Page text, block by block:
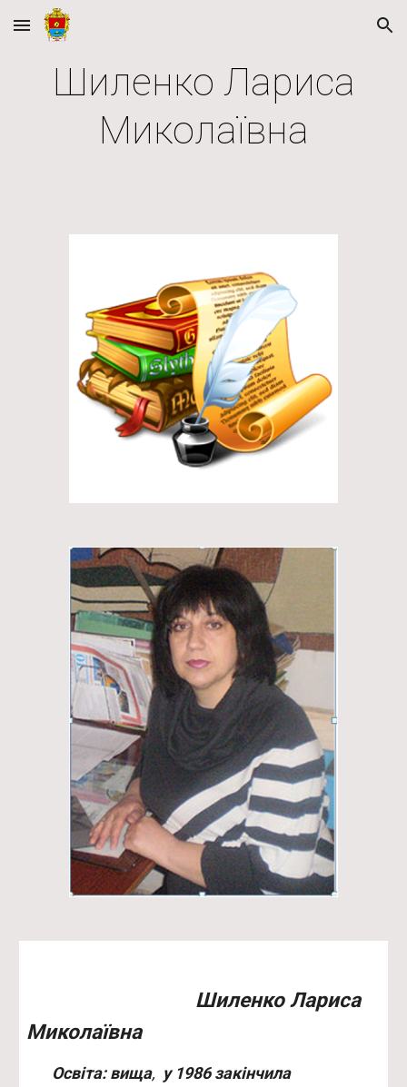
Skip to main content Skip to navigation
Шиленко Лариса
Миколаївна
Шиленко Лариса
Миколаївна
Освіта: вища, у 1986 закінчила